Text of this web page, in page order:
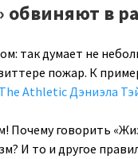
обвиняют в
так думает не
пожар. К
Athletic Дэниэла
Почему говорить
И то и другое